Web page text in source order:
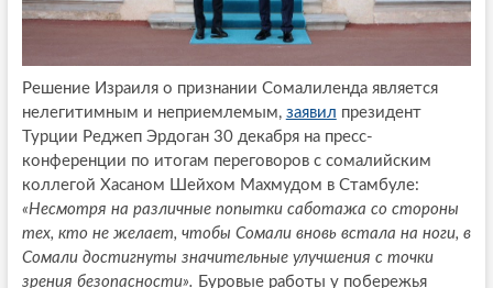
Решение Израиля о признании Сомалиленда является
нелегитимным и неприемлемым, заявил президент
Турции Реджеп Эрдоган 30 декабря на пресс-
конференции по итогам переговоров с сомалийским
коллегой Хасаном Шейхом Махмудом в Стамбуле:
«Несмотря на различные попытки саботажа со стороны
тех, кто не желает, чтобы Сомали вновь встала на ноги, в
Сомали достигнуты значительные улучшения с точки
зрения безопасности». Буровые работы у побережья